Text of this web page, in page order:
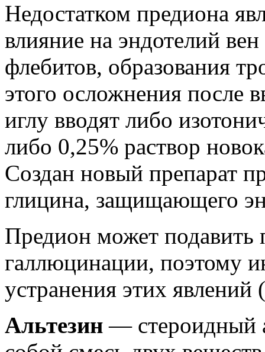
Недостатком предиона
влияние на эндотелий
флебитов, образования
этого осложнения после
иглу вводят либо
либо 0,25% раствор
Создан новый препарат
глицина, защищающего
Предион может подавить
галлюцинации, поэтому
устранения этих
Альтезин — стероидный